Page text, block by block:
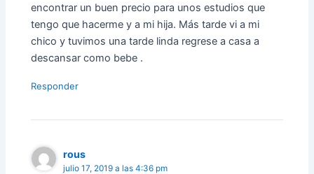
encontrar un buen precio para unos estudios que
tengo que hacerme y a mi hija. Más tarde vi a mi
chico y tuvimos una tarde linda regrese a casa a
descansar como bebe .
Responder
rous
julio 17, 2019 a las 4:36 pm